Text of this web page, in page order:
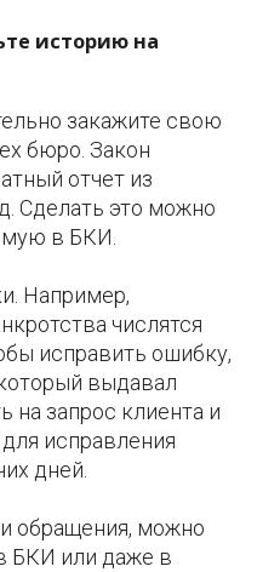
историю на
закажите свою
бюро. Закон
отчет из
Сделать это можно
в БКИ.
Например,
числятся
исправить ошибку,
выдавал
на запрос клиента и
исправления
дней.
обращения, можно
БКИ или даже в